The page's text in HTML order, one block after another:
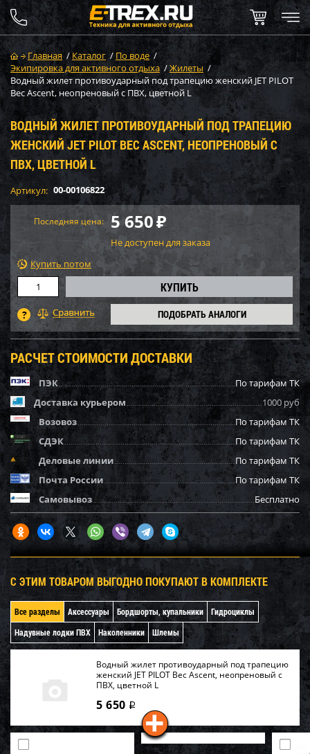
Главная / Каталог / По воде /
Экипировка для активного отдыха /Жилеты /
Водный жилет противоударный под трапецию женский JET PILOT
Bec Ascent, неопреновый c ПВХ, цветной L
ВОДНЫЙ ЖИЛЕТ ПРОТИВОУДАРНЫЙ ПОД ТРАПЕЦИЮ
ЖЕНСКИЙ JET PILOT BEC ASCENT, НЕОПРЕНОВЫЙ C
ПВХ, ЦВЕТНОЙ L
Артикул: 00-00106822
Последняя цена: 5 650₽
Не доступен для заказа
Купить потом
ПОДОБРАТЬ АНАЛОГИ
РАСЧЕТ СТОИМОСТИ ДОСТАВКИ
ПЭК
По тарифам ТК
Доставка курьером
1000 руб
Возовоз
По тарифам ТК
СДЭК
По тарифам ТК
Деловые линии
По тарифам ТК
Почта России
По тарифам ТК
Самовывоз
Бесплатно
С ЭТИМ ТОВАРОМ ВЫГОДНО ПОКУПАЮТ В КОМПЛЕКТЕ
Все разделы Аксессуары Бордшорты, купальники
Гидроциклы
Надувные лодки ПВХ
Наколенники Шлемы
Водный жилет противоударный под трапецию
женский JET PILOT Bec Ascent, неопреновый c
ПВХ, цветной L
5 650 i